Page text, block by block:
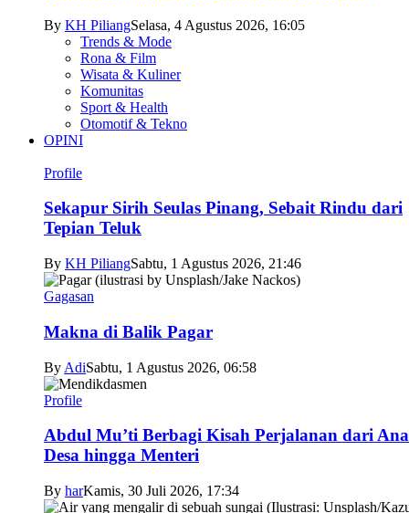
By KH PiliangSelasa, 4 Agustus 2026, 16:05
Trends & Mode
Rona & Film
Wisata & Kuliner
Komunitas
Sport & Health
Otomotif & Tekno
OPINI
Profile
Sekapur Sirih Seulas Pinang, Sebait Rindu dari
Tepian Teluk
By KH PiliangSabtu, 1 Agustus 2026, 21:46
Gagasan
Makna di Balik Pagar
By AdiSabtu, 1 Agustus 2026, 06:58
Profile
Abdul Mu’ti Berbagi Kisah Perjalanan dari
Desa hingga Menteri
By harKamis, 30 Juli 2026, 17:34